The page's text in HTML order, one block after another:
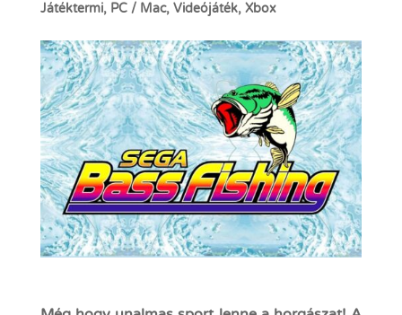
Játéktermi, PC / Mac, Videójáték, Xbox